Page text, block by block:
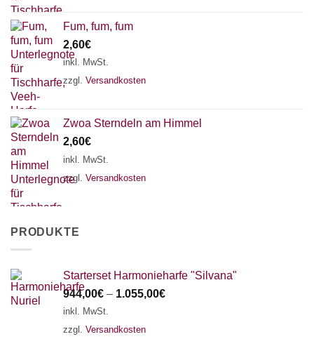
Fum, fum, fum
2,60€
inkl. MwSt.
zzgl. Versandkosten
Zwoa Sterndeln am Himmel
2,60€
inkl. MwSt.
zzgl. Versandkosten
PRODUKTE
Starterset Harmonieharfe "Silvana"
944,00€ – 1.055,00€
inkl. MwSt.
zzgl. Versandkosten